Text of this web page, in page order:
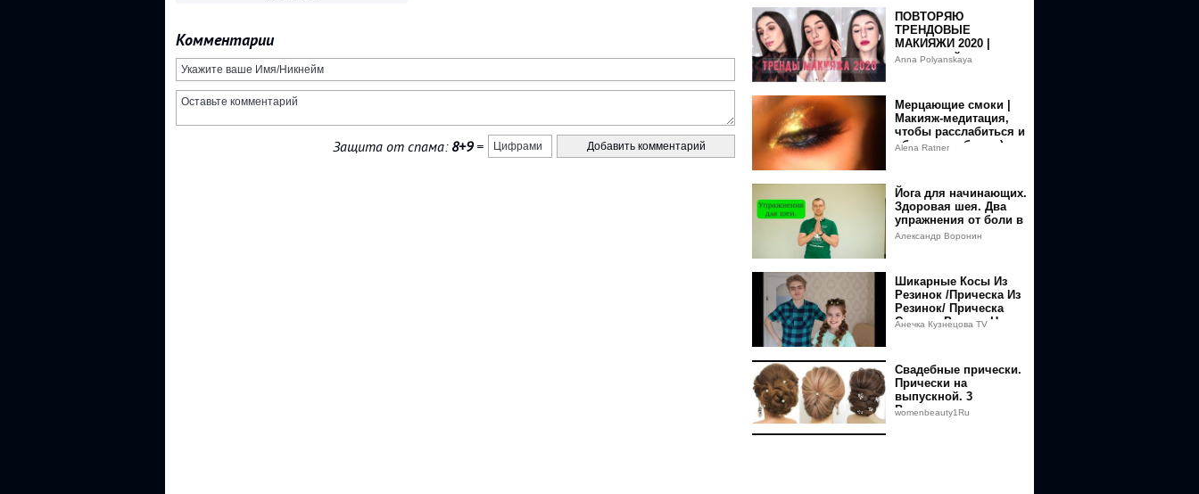
Комментарии
Защита от спама: 8+9=
ПОВТОРЯЮ
ТРЕНДОВЫЕ
МАКИЯЖИ 2020 |
пошаговый урок
Anna Polyanskaya
Мерцающие смоки |
Макияж-медитация,
чтобы расслабиться и
обо всем забыть :)
Alena Ratner
Йога для начинающих.
Здоровая шея. Два
упражнения от боли в
шее.
Александр Воронин
Шикарные Косы Из
Резинок /Прическа Из
Резинок/ Прическа
Своими Руками На
Анечка Кузнецова TV
Свадебные прически.
Прически на
выпускной. 3
Варианта причесок.
womenbeauty1Ru